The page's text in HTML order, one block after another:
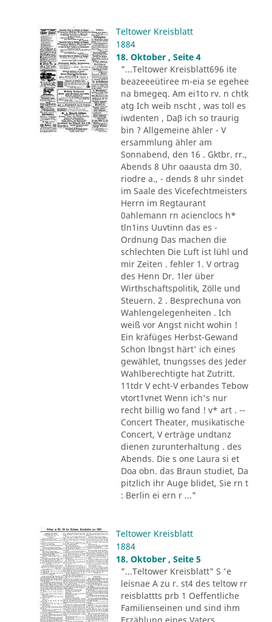
Teltower Kreisblatt
1884
18. Oktober , Seite 4
"...Teltower Kreisblatt696 ite
beazeeeütiree m-eia se egehee
na bmegeq. Am ei1to rv. n chtk
atg Ich weib nscht , was toll es
iwdenten , Daβ ich so traurig
bin ? Allgemeine ähler - V
ersammlung ähler am
Sonnabend, den 16 . Gktbr. rr.,
Abends 8 Uhr oaausta dm 30.
riodre a., - dends 8 uhr sindet
im Saale des Vicefechtmeisters
Herrn im Regtaurant
0ahlemann rn acienclocs h*
tln1ins Uuvtinn das es -
Ordnung Das machen die
schlechten Die Luft ist lühl und
mir Zeiten . fehler 1. V ortrag
des Henn Dr. 1ler über
Wirthschaftspolitik, Zölle und
Steuern. 2 . Besprechuna von
Wahlengelegenheiten . Ich
weiß vor Angst nicht wohin !
Ein kräfüges Herbst-Gewand
Schon lbngst härt' ich eines
gewählet, tnungsses des Jeder
Wahlberechtigte hat Zutritt.
11tdr V echt-V erbandes Tebow
vtort1vnet Wenn ich's nur
recht billig wo fand ! v* art . --
Concert Theater, musikatische
Concert, V erträge undtanz
dienen zurunterhaltung . des
Abends. Die s one Laura si et
Doa obn. das Braun studiet, Da
pitzlich ihr Auge blidet, Sie rn t
: Berlin ei ern r ..."
Teltower Kreisblatt
1884
18. Oktober , Seite 5
"...Teltower Kreisblatt" S 'e
leisnae A zu r. st4 des teltow rr
reisblattts prb 1 Oeffentliche
Familienseinen und sind ihm